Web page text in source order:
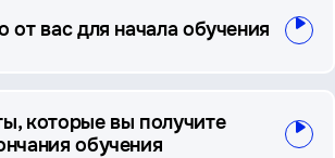
от вас для начала обучения
которые вы получите
обучения